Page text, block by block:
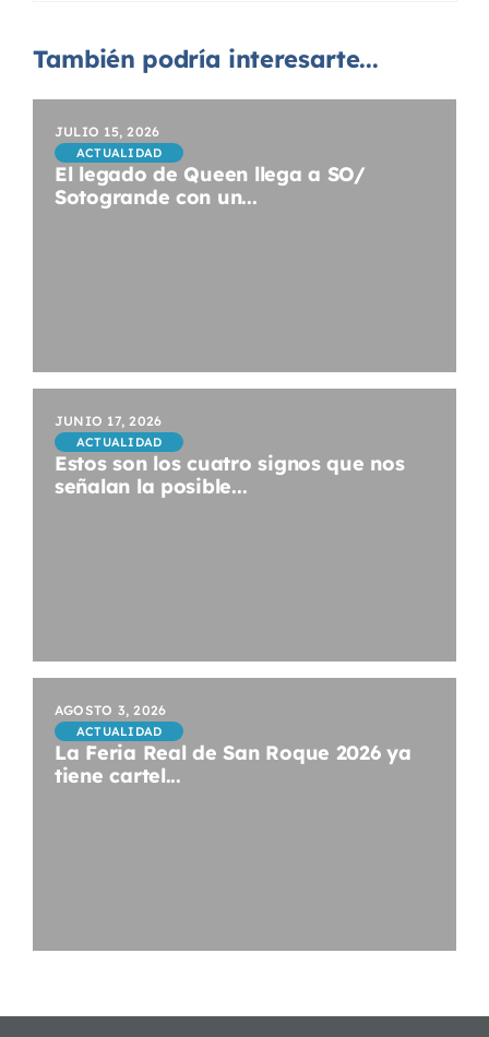
También podría interesarte...
JULIO 15, 2026
ACTUALIDAD
El legado de Queen llega a SO/
Sotogrande con un...
JUNIO 17, 2026
ACTUALIDAD
Estos son los cuatro signos que nos
señalan la posible...
AGOSTO 3, 2026
ACTUALIDAD
La Feria Real de San Roque 2026 ya
tiene cartel...